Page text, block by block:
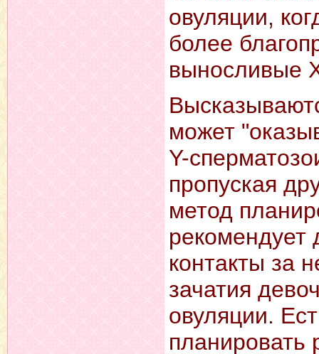
овуляции,
более
выносливые
может
Y-
пропуская
метод
рекомендует
контакты за
зачатия
овуляции.
планировать